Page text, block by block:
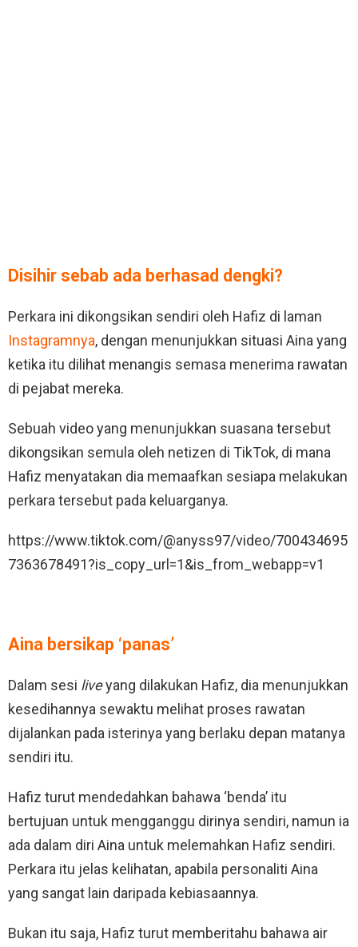
Disihir sebab ada berhasad dengki?
Perkara ini dikongsikan sendiri oleh Hafiz di laman
Instagramnya, dengan menunjukkan situasi Aina yang
ketika itu dilihat menangis semasa menerima rawatan
di pejabat mereka.
Sebuah video yang menunjukkan suasana tersebut
dikongsikan semula oleh netizen di TikTok, di mana
Hafiz menyatakan dia memaafkan sesiapa melakukan
perkara tersebut pada keluarganya.
https://www.tiktok.com/@anyss97/video/700434695
7363678491?is_copy_url=1&is_from_webapp=v1
Aina bersikap ‘panas’
Dalam sesi liveyang dilakukan Hafiz, dia menunjukkan
kesedihannya sewaktu melihat proses rawatan
dijalankan pada isterinya yang berlaku depan matanya
sendiri itu.
Hafiz turut mendedahkan bahawa ‘benda’ itu
bertujuan untuk mengganggu dirinya sendiri, namun ia
ada dalam diri Aina untuk melemahkan Hafiz sendiri.
Perkara itu jelas kelihatan, apabila personaliti Aina
yang sangat lain daripada kebiasaannya.
Bukan itu saja, Hafiz turut memberitahu bahawa air